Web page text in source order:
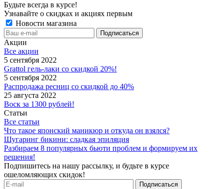
Будьте всегда в курсе!
Узнавайте о скидках и акциях первым
Новости магазина
Акции
Все акции
5 сентября 2022
Grattol гель-лаки со скидкой 20%!
5 сентября 2022
Распродажа ресниц со скидкой до 40%
25 августа 2022
Воск за 1300 рублей!
Статьи
Все статьи
Что такое японский маникюр и откуда он взялся?
Шугаринг бикини: сладкая эпиляция
Разбираем 8 популярных бьюти проблем и формируем их
решения!
Подпишитесь на нашу рассылку, и будьте в курсе
ошеломляющих скидок!